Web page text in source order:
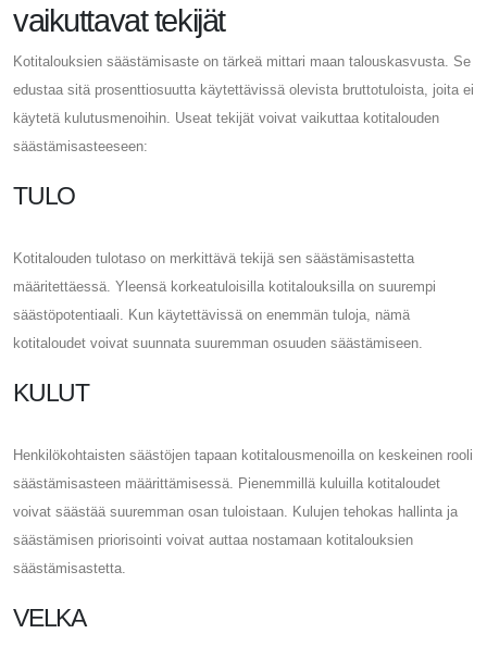
vaikuttavat tekijät
Kotitalouksien säästämisaste on tärkeä mittari maan talouskasvusta. Se
edustaa sitä prosenttiosuutta käytettävissä olevista bruttotuloista, joita ei
käytetä kulutusmenoihin. Useat tekijät voivat vaikuttaa kotitalouden
säästämisasteeseen:
TULO
Kotitalouden tulotaso on merkittävä tekijä sen säästämisastetta
määritettäessä. Yleensä korkeatuloisilla kotitalouksilla on suurempi
säästöpotentiaali. Kun käytettävissä on enemmän tuloja, nämä
kotitaloudet voivat suunnata suuremman osuuden säästämiseen.
KULUT
Henkilökohtaisten säästöjen tapaan kotitalousmenoilla on keskeinen rooli
säästämisasteen määrittämisessä. Pienemmillä kuluilla kotitaloudet
voivat säästää suuremman osan tuloistaan. Kulujen tehokas hallinta ja
säästämisen priorisointi voivat auttaa nostamaan kotitalouksien
säästämisastetta.
VELKA